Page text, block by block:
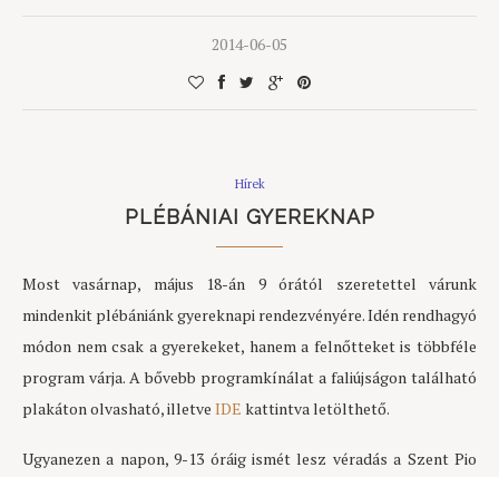
2014-06-05
Hírek
PLÉBÁNIAI GYEREKNAP
Most vasárnap, május 18-án 9 órától szeretettel várunk
mindenkit plébániánk gyereknapi rendezvényére. Idén rendhagyó
módon nem csak a gyerekeket, hanem a felnőtteket is többféle
program várja. A bővebb programkínálat a faliújságon található
plakáton olvasható, illetve IDE kattintva letölthető.
Ugyanezen a napon, 9-13 óráig ismét lesz véradás a Szent Pio